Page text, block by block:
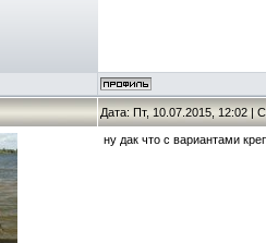
Дата: Пт, 10.07.2015, 12:02 |
ну дак что с вариантами